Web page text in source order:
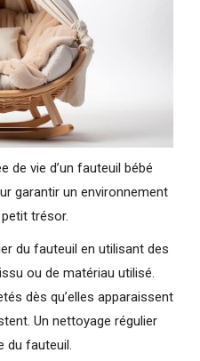
de vie d’un fauteuil bébé
garantir un environnement
trésor.
du fauteuil en utilisant des
ou de matériau utilisé.
dès qu’elles apparaissent
Un nettoyage régulier
du fauteuil.